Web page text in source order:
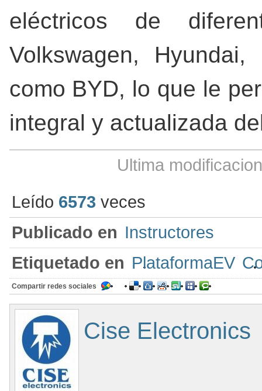
eléctricos de
Volkswagen,
como BYD, lo que le
integral y actualizada
Ultima
Leído 6573 veces
Publicado en Instructores
Etiquetado en PlataformaEV
Compartir redes sociales
Cise Electronics